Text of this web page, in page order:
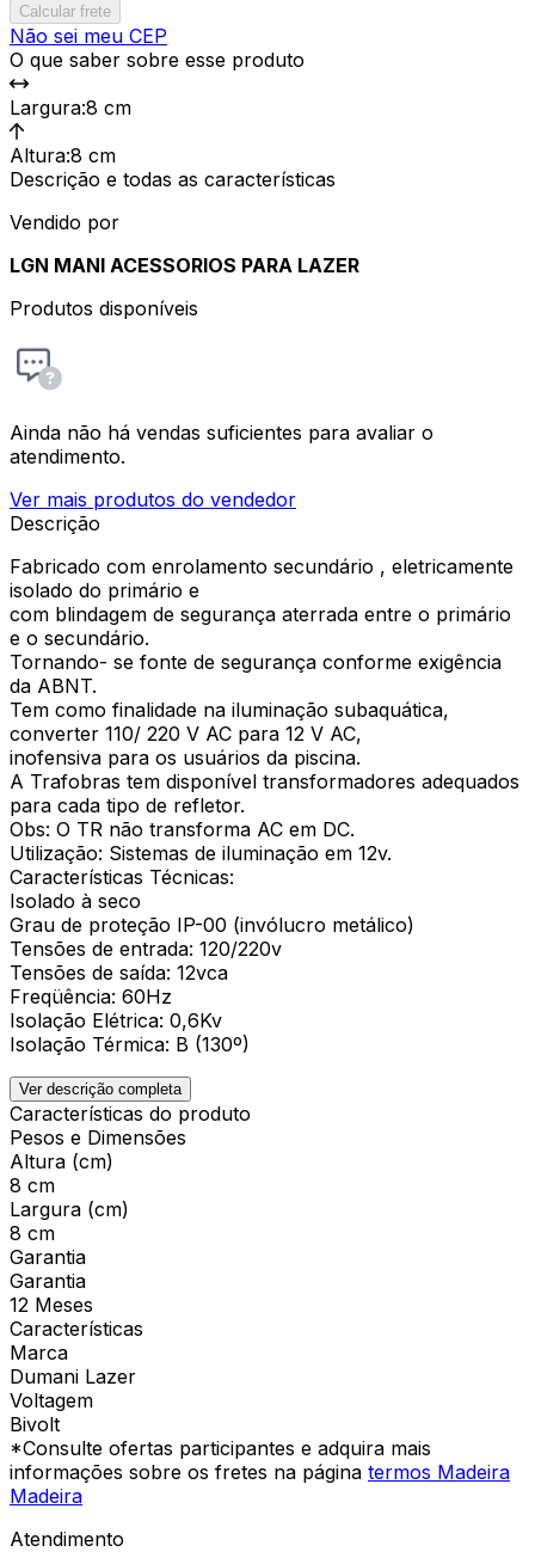
Calcular frete
Não sei meu CEP
O que saber sobre esse produto
Largura:8 cm
Altura:8 cm
Descrição e todas as características
Vendido por
LGN MANI ACESSORIOS PARA LAZER
Produtos disponíveis
Ainda não há vendas suficientes para avaliar o
atendimento.
Ver mais produtos do vendedor
Descrição
Fabricado com enrolamento secundário , eletricamente
isolado do primário e
com blindagem de segurança aterrada entre o primário
e o secundário.
Tornando- se fonte de segurança conforme exigência
da ABNT.
Tem como finalidade na iluminação subaquática,
converter 110/ 220 V AC para 12 V AC,
inofensiva para os usuários da piscina.
A Trafobras tem disponível transformadores adequados
para cada tipo de refletor.
Obs: O TR não transforma AC em DC.
Utilização: Sistemas de iluminação em 12v.
Características Técnicas:
Isolado à seco
Grau de proteção IP-00 (invólucro metálico)
Tensões de entrada: 120/220v
Tensões de saída: 12vca
Freqüência: 60Hz
Isolação Elétrica: 0,6Kv
Isolação Térmica: B (130º)
Ver descrição completa
Características do produto
Pesos e Dimensões
Altura (cm)
8 cm
Largura (cm)
8 cm
Garantia
Garantia
12 Meses
Características
Marca
Dumani Lazer
Voltagem
Bivolt
*Consulte ofertas participantes e adquira mais
informações sobre os fretes na página termos Madeira
Madeira
Atendimento